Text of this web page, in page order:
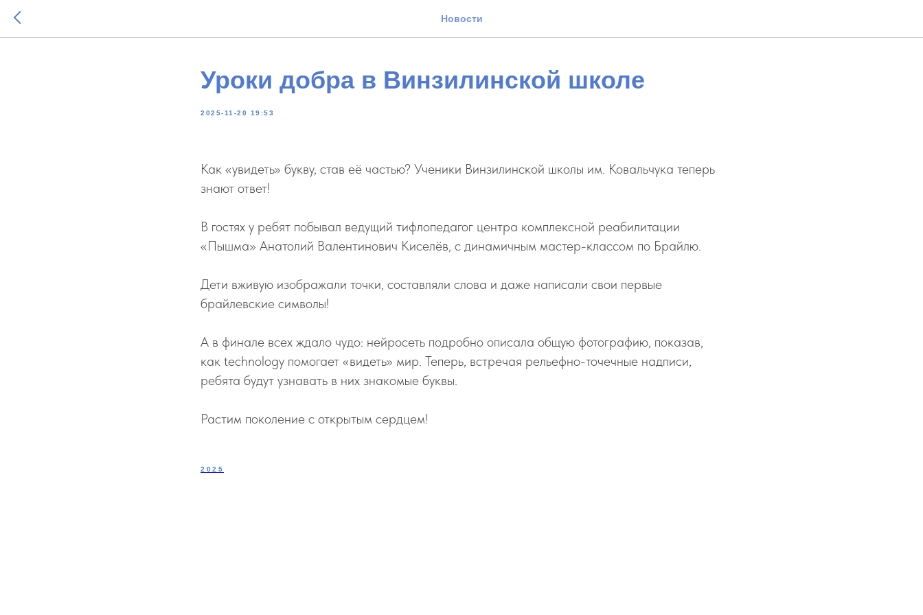
Новости
Уроки добра в Винзилинской школе
2025-11-20 19:53
Как «увидеть» букву, став её частью? Ученики Винзилинской школы им. Ковальчука теперь
знают ответ!
В гостях у ребят побывал ведущий тифлопедагог центра комплексной реабилитации
«Пышма» Анатолий Валентинович Киселёв, с динамичным мастер-классом по Брайлю.
Дети вживую изображали точки, составляли слова и даже написали свои первые
брайлевские символы!
А в финале всех ждало чудо: нейросеть подробно описала общую фотографию, показав,
как technology помогает «видеть» мир. Теперь, встречая рельефно-точечные надписи,
ребята будут узнавать в них знакомые буквы.
Растим поколение с открытым сердцем!
2025